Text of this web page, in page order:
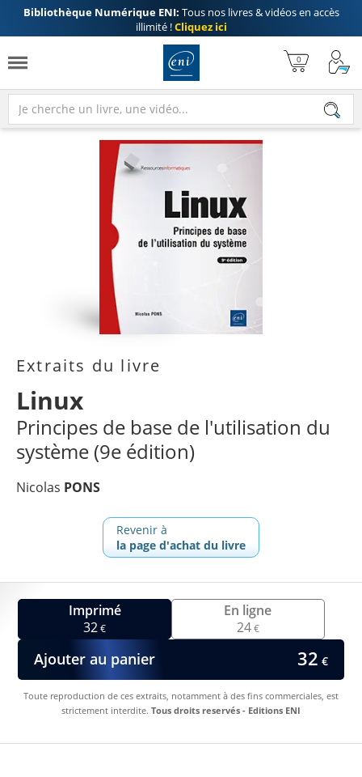
Bibliothèque Numérique ENI: Tous nos livres & vidéos en accès
illimité !Cliquez ici
Extraits du livre
Linux
Principes de base de l'utilisation du
système (9e édition)
Nicolas PONS
Revenir à
la page d'achat du livre
Imprimé
32€
En ligne
24€
Ajouter au panier 32 €
Toute reproduction de ces extraits, notamment à des fins commerciales, est
strictement interdite. Tous droits reservés - Editions ENI